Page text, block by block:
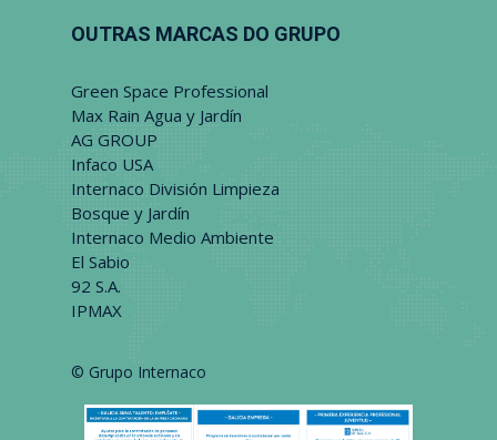
OUTRAS MARCAS DO GRUPO
Green Space Professional
Max Rain Agua y Jardín
AG GROUP
Infaco USA
Internaco División Limpieza
Bosque y Jardín
Internaco Medio Ambiente
El Sabio
92 S.A.
IPMAX
© Grupo Internaco